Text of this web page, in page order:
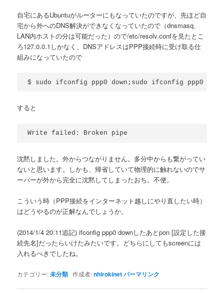
自宅にあるUbuntuがルーターにもなっていたのですが、先ほど自
宅から外へのDNS解決ができなくなっていたので（dnsmasq、
LAN内ホストの分は可能だった）ので/etc/resolv.confを見たとこ
ろ127.0.0.1しかなく、DNSアドレスはPPP接続時に受け取る仕
組みになっていたので
$ sudo ifconfig ppp0 down;sudo ifconfig ppp0 up
すると
Write failed: Broken pipe
沈黙しました。外からつながりません。多分中からも繋がってい
ないと思います。しかも、帰省していて物理的に触れないのでサ
ーバーが外から完全に沈黙してしまったおち。不便。
こういう時（PPP接続をインターネット越しにやり直したい時）
はどうやるのが正解なんでしょうか。
(2014/1/4 20:11追記) ifconfig ppp0 downしたあとpon [設定した接
続先名]だったらいけたみたいです。どちらにしてもscreenには
入れるべきでしたね。
カテゴリー:未分類 作成者:nhirokinetパーマリンク